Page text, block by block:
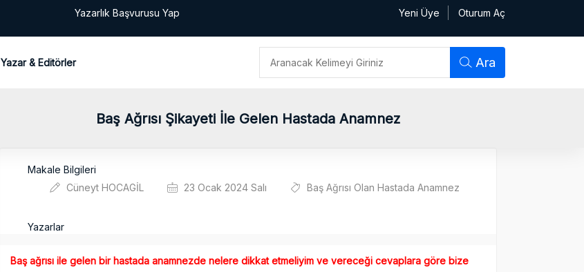
Yazarlık Başvurusu Yap Yeni Üye Oturum Aç
Yazar & Editörler Ara
Baş Ağrısı Şikayeti İle Gelen Hastada Anamnez
Makale Bilgileri
Cüneyt HOCAGİL
23 Ocak 2024 Salı Baş Ağrısı Olan Hastada Anamnez
Yazarlar
Baş ağrısı ile gelen bir hastada anamnezde nelere dikkat etmeliyim ve vereceği cevaplara göre bize